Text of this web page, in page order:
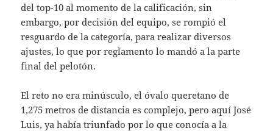
del top-10 al momento de la calificación, sin
embargo, por decisión del equipo, se rompió el
resguardo de la categoría, para realizar diversos
ajustes, lo que por reglamento lo mandó a la parte
final del pelotón.
El reto no era minúsculo, el óvalo queretano de
1,275 metros de distancia es complejo, pero aquí José
Luis, ya había triunfado por lo que conocía a la